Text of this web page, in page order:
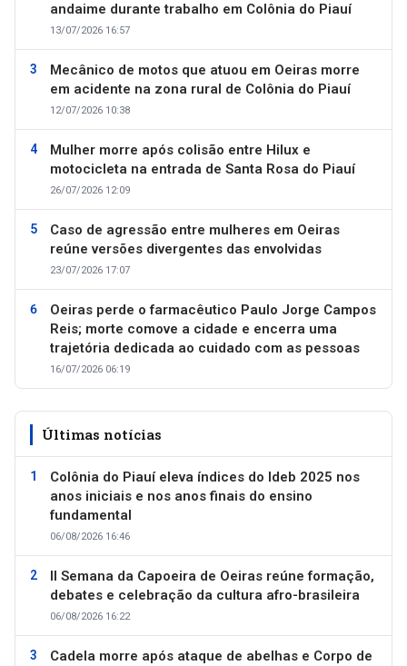
andaime durante trabalho em Colônia do Piauí
13/07/2026 16:57
Mecânico de motos que atuou em Oeiras morre
em acidente na zona rural de Colônia do Piauí
12/07/2026 10:38
Mulher morre após colisão entre Hilux e
motocicleta na entrada de Santa Rosa do Piauí
26/07/2026 12:09
Caso de agressão entre mulheres em Oeiras
reúne versões divergentes das envolvidas
23/07/2026 17:07
Oeiras perde o farmacêutico Paulo Jorge Campos
Reis; morte comove a cidade e encerra uma
trajetória dedicada ao cuidado com as pessoas
16/07/2026 06:19
Últimas notícias
Colônia do Piauí eleva índices do Ideb 2025 nos
anos iniciais e nos anos finais do ensino
fundamental
06/08/2026 16:46
II Semana da Capoeira de Oeiras reúne formação,
debates e celebração da cultura afro-brasileira
06/08/2026 16:22
Cadela morre após ataque de abelhas e Corpo de